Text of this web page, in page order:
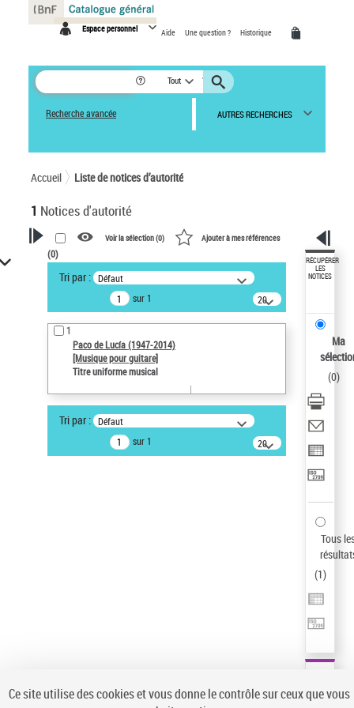
Espace personnel Aide Une question ? Historique
Tout
Recherche avancée AUTRES RECHERCHES
Accueil Liste de notices d’autorité
1 Notices d'autorité
VOTRE RECHERCHE
Recherche avancée dans les
notices d’autorité
Œuvres liées à l'auteur :
Paco de Lucía (1947-2014)
Type de notice d'autorité
Œuvre
Sauvegarder votre recherche
Voir la sélection (0) Ajouter à mes références
(0)
Tri par : Défaut
sur 1
20
résultats/page
1
Paco de Lucía (1947-2014)
[Musique pour guitare]
Titre uniforme musical
Tri par : Défaut
sur 1
20
résultats/page
RÉCUPÉRER
LES
NOTICES
Ma
(0)
Tous
(1)
Panneau de gestion des cookies
Ce site utilise des cookies et vous donne le contrôle sur ceux que vous